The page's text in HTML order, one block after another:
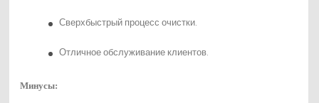
Сверхбыстрый процесс очистки.
Отличное обслуживание клиентов.
Минусы: